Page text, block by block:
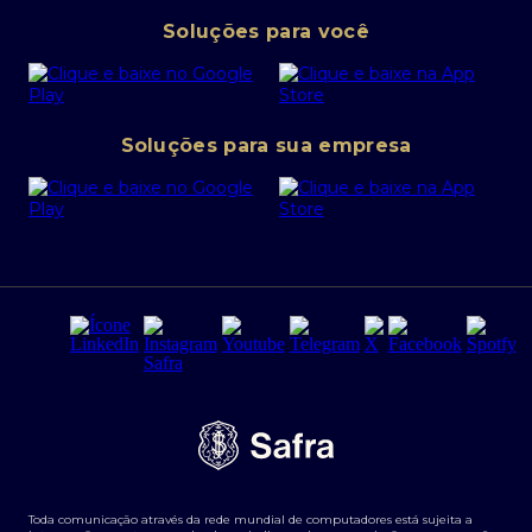
Canal de denúncias
Política de Segurança Cibernética
Portal da Privacidade
PRSAC
Regras e Parâmetros de Atuação Banco Safra
Segurança da Informação
Tarifas e serviços Pessoa Física
Transparência de remuneração
Abra sua conta PJ
SafraPay
Cartão Safra Empresas
Empréstimo e financiamentos PJ
Derivativos
Agronegócios
Soluções para você
Soluções para sua empresa
Toda comunicação através da rede mundial de computadores está sujeita a